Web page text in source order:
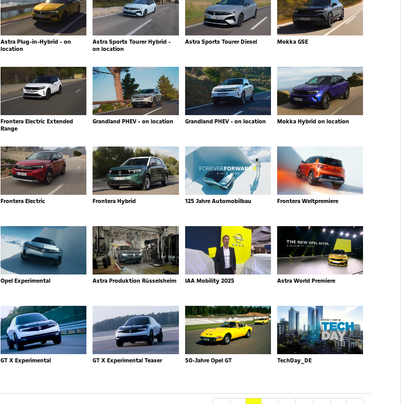
Astra Plug-in-Hybrid - on
location
Astra Sports Tourer Hybrid -
on location
Astra Sports Tourer Diesel Mokka GSE
Frontera Electric Extended
Range
Grandland PHEV - on location Grandland PHEV - on location Mokka Hybrid on location
Frontera Electric Frontera Hybrid 125 Jahre Automobilbau Frontera Weltpremiere
Opel Experimental Astra Produktion Rüsselsheim IAA Mobility 2025 Astra World Premiere
GT X Experimental GT X Experimental Teaser 50-Jahre Opel GT TechDay_DE